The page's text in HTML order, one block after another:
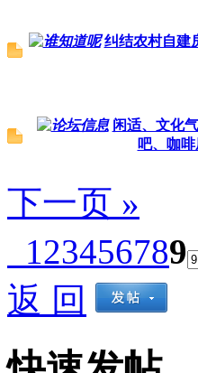
纠结农村自建
闲适、文化
吧、咖
下一页 »
123456789
返 回